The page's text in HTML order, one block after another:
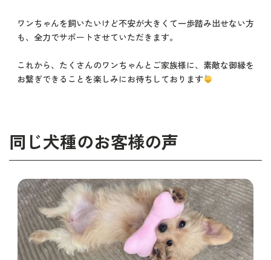
ワンちゃんを飼いたいけど不安が大きくて一歩踏み出せない方
も、全力でサポートさせていただきます。
これから、たくさんのワンちゃんとご家族様に、素敵な御縁を
お繋ぎできることを楽しみにお待ちしております
同じ犬種のお客様の声